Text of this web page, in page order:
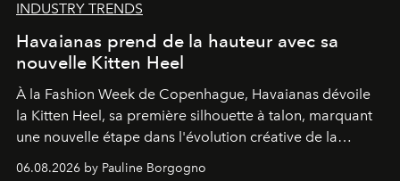
INDUSTRY TRENDS
Havaianas prend de la hauteur avec sa
nouvelle Kitten Heel
À la Fashion Week de Copenhague, Havaianas dévoile
la Kitten Heel, sa première silhouette à talon, marquant
une nouvelle étape dans l'évolution créative de la
06.08.2026 by Pauline Borgogno